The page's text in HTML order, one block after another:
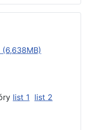
list 1 list 2